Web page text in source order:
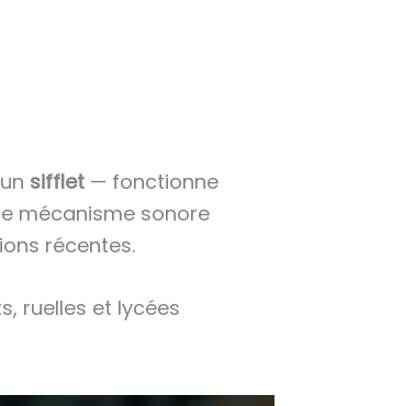
sifflet — fonctionne
mécanisme sonore
récentes.
ruelles et lycées